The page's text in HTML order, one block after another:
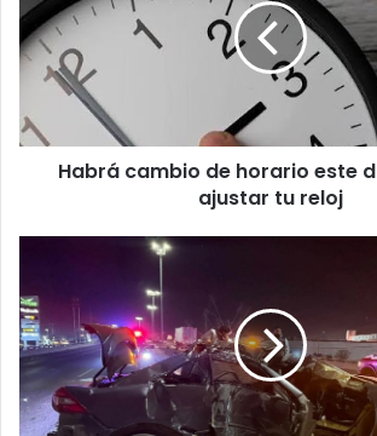
horario
este
día
deberás
ajustar
tu
Habrá cambio de horario este
ajustar tu reloj
conductor
resulta
les1on4do